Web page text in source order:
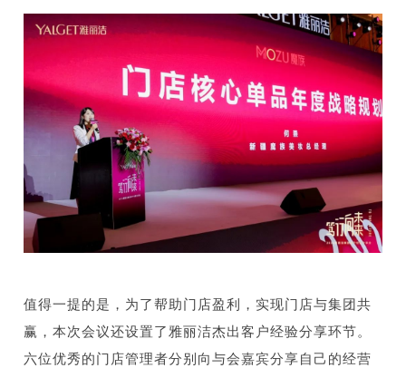
值得一提的是，为了帮助门店盈利，实现门店与集团共
赢，本次会议还设置了雅丽洁杰出客户经验分享环节。
六位优秀的门店管理者分别向与会嘉宾分享自己的经营